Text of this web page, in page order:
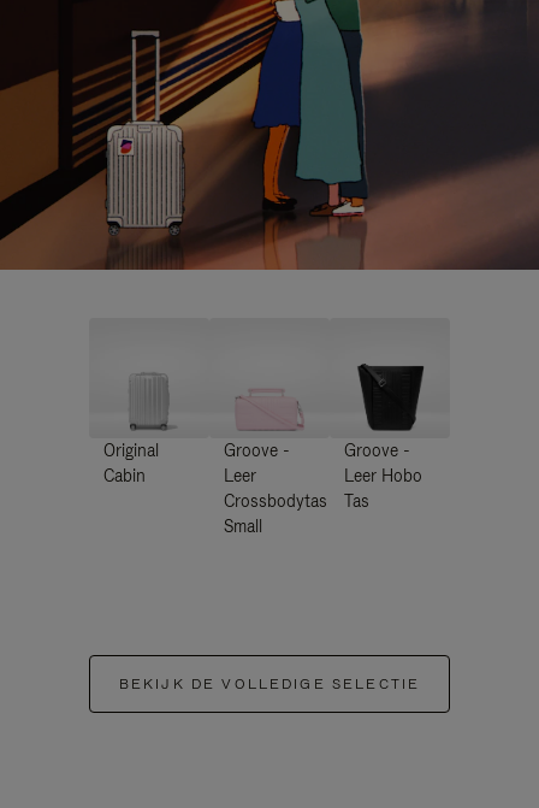
Original
Cabin
Groove -
Leer
Crossbodytas
Small
Groove -
Leer Hobo
Tas
BEKIJK DE VOLLEDIGE SELECTIE